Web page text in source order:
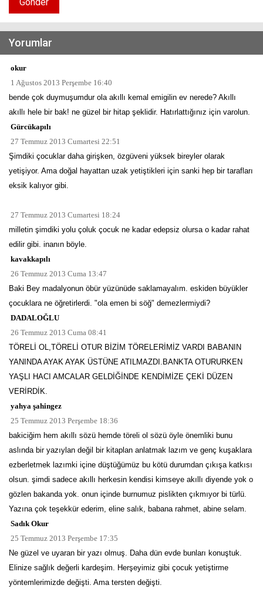
Yorumlar
okur
1 Ağustos 2013 Perşembe 16:40
bende çok duymuşumdur ola akıllı kemal emigilin ev nerede? Akıllı
akıllı hele bir bak! ne güzel bir hitap şeklidir. Hatırlattığınız için varolun.
Gürcükapılı
27 Temmuz 2013 Cumartesi 22:51
Şimdiki çocuklar daha girişken, özgüveni yüksek bireyler olarak
yetişiyor. Ama doğal hayattan uzak yetiştikleri için sanki hep bir tarafları
eksik kalıyor gibi.
27 Temmuz 2013 Cumartesi 18:24
milletin şimdiki yolu çoluk çocuk ne kadar edepsiz olursa o kadar rahat
edilir gibi. inanın böyle.
kavakkapılı
26 Temmuz 2013 Cuma 13:47
Baki Bey madalyonun öbür yüzünüde saklamayalım. eskiden büyükler
çocuklara ne öğretirlerdi. "ola emen bi söğ" demezlermiydi?
DADALOĞLU
26 Temmuz 2013 Cuma 08:41
TÖRELİ OL,TÖRELİ OTUR BİZİM TÖRELERİMİZ VARDI BABANIN
YANINDA AYAK AYAK ÜSTÜNE ATILMAZDI.BANKTA OTURURKEN
YAŞLI HACI AMCALAR GELDİĞİNDE KENDİMİZE ÇEKİ DÜZEN
VERİRDİK.
yahya şahingez
25 Temmuz 2013 Perşembe 18:36
bakiciğim hem akıllı sözü hemde töreli ol sözü öyle önemliki bunu
aslında bir yazıylan değil bir kitaplan anlatmak lazım ve genç kuşaklara
ezberletmek lazımki içine düştüğümüz bu kötü durumdan çıkışa katkısı
olsun. şimdi sadece akıllı herkesin kendisi kimseye akıllı diyende yok o
gözlen bakanda yok. onun içinde burnumuz pislikten çıkmıyor bi türlü.
Yazına çok teşekkür ederim, eline salık, babana rahmet, abine selam.
Sadık Okur
25 Temmuz 2013 Perşembe 17:35
Ne güzel ve uyaran bir yazı olmuş. Daha dün evde bunları konuştuk.
Elinize sağlık değerli kardeşim. Herşeyimiz gibi çocuk yetiştirme
yöntemlerimizde değişti. Ama tersten değişti.